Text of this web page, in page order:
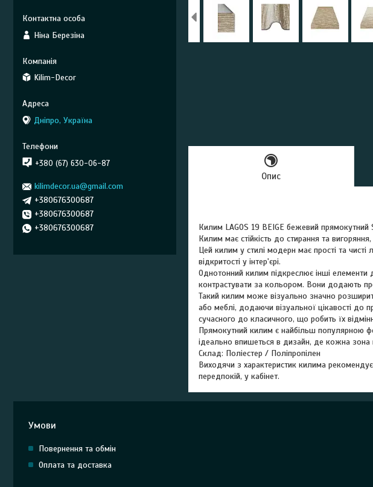
Опис
Килим LAGOS 19 BEIGE бежевий прямокутний
Килим має стійкість до стирання та
Цей килим у стилі модерн має прості та чисті
відкритості у інтер'єрі.
Однотонний килим підкреслює інші елементи
контрастувати за кольором. Вони додають
Такий килим може візуально значно
або меблі, додаючи візуальної цікавості до
сучасного до класичного, що робить їх
Прямокутний килим є найбільш популярною
ідеально впишеться в дизайн, де кожна зона
Склад: Поліестер / Поліпропілен
Виходячи з характеристик килима
передпокій, у кабінет.
Ніна Березіна
Kilim-Decor
Дніпро, Україна
+380 (67) 630-06-87
kilimdecor.ua@gmail.com
+380676300687
+380676300687
+380676300687
Умови
Повернення та обмін
Оплата та доставка